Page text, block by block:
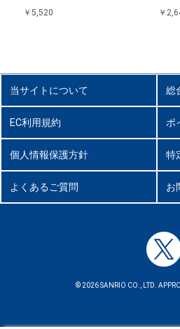
￥5,520 ￥
当サイトについて 総
EC利用規約 ポ
個人情報保護方針 特
よくあるご質問 お
© 2026 SANRIO CO., LTD.